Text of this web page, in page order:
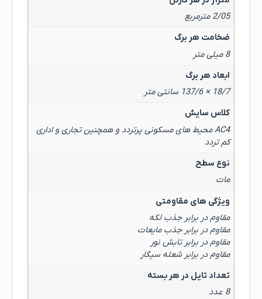
2/05 مترمربع
ضخامت هر برگ
8 میلی متر
ابعاد هر برگ
18/7 × 137/6 سانتی متر
کلاس سایش
AC4 محیط های مسکونی پرتردد و همچنین تجاری و اداری
کم تردد
نوع سطح
مات
ویژگی های مقاومتی
مقاوم در برابر جذب لکه
مقاوم در برابر جذب مایعات
مقاوم در برابر تابش نور
مقاوم در برابر شعله سیگار
تعداد تایل در هر بسته
8 عدد